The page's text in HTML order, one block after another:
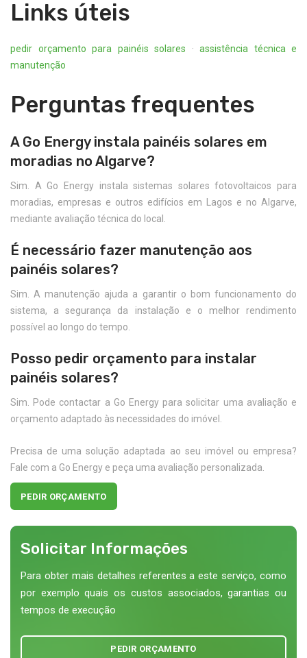
Links úteis
pedir orçamento para painéis solares · assistência técnica e
manutenção
Perguntas frequentes
A Go Energy instala painéis solares em
moradias no Algarve?
Sim. A Go Energy instala sistemas solares fotovoltaicos para
moradias, empresas e outros edifícios em Lagos e no Algarve,
mediante avaliação técnica do local.
É necessário fazer manutenção aos
painéis solares?
Sim. A manutenção ajuda a garantir o bom funcionamento do
sistema, a segurança da instalação e o melhor rendimento
possível ao longo do tempo.
Posso pedir orçamento para instalar
painéis solares?
Sim. Pode contactar a Go Energy para solicitar uma avaliação e
orçamento adaptado às necessidades do imóvel.
Precisa de uma solução adaptada ao seu imóvel ou empresa?
Fale com a Go Energy e peça uma avaliação personalizada.
PEDIR ORÇAMENTO
Solicitar Informações
Para obter mais detalhes referentes a este serviço, como
por exemplo quais os custos associados, garantias ou
tempos de execução
PEDIR ORÇAMENTO